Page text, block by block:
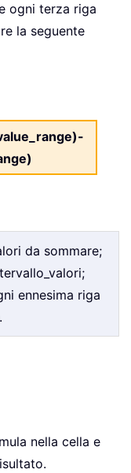
ogni terza riga
la seguente
da sommare;
ennesima riga
nella cella e